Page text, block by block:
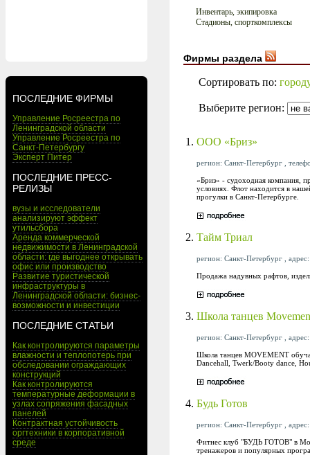
ПОСЛЕДНИЕ ФИРМЫ
Управление Росреестра по
Ленинградской области
Управление Росреестра по
Санкт-Петербургу
Эксперт Питер
ПОСЛЕДНИЕ ПРЕСС-
РЕЛИЗЫ
вузы и исследователи
анализируют эффект
утильсбора
Аренда коммерческой
недвижимости в Ленинградской
области: где выгоднее открывать
офис или производство
Развитие туристической
инфраструктуры в
Ленинградской области: бизнес-
возможности и инвестиции
ПОСЛЕДНИЕ СТАТЬИ
Как контролируются параметры
влажности и теплопотерь при
обследовании ограждающих
конструкций
Как контролируются
температурные деформации в
узлах сопряжения фасадных
панелей
Контрактная устойчивость
оргтехники в корпоративной
среде
Инвентарь, экипировка
Стадионы, спорткомплексы
Фирмы раздела
Сортировать по:
Выберите регион:
1. ООО «Бриз»
регион: Санкт-Петербург ,
«Бриз» - судоходная компания,
условиях. Флот находится в
прогулки в Санкт-Петербурге.
2. Тайм Триал
регион: Санкт-Петербург ,
Продажа надувных рафтов,
3. Школа танцев
регион: Санкт-Петербург ,
Школа танцев MOVEMENT
Dancehall, Twerk/Booty dance,
4. Будь Готов
регион: Санкт-Петербург ,
Фитнес клуб "БУДЬ ГОТОВ" в
тренажеров и популярных